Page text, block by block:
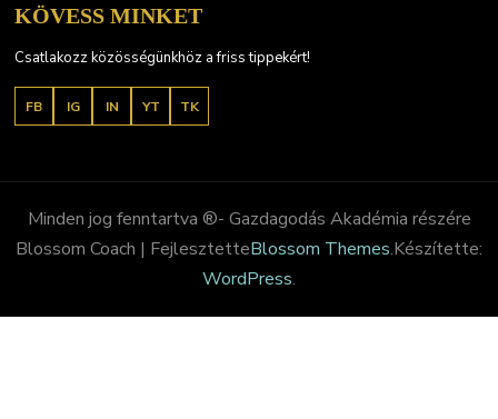
KÖVESS MINKET
Csatlakozz közösségünkhöz a friss tippekért!
FB IG IN YT TK
Minden jog fenntartva ®- Gazdagodás Akadémia részére
Blossom Coach | FejlesztetteBlossom Themes.Készítette:
WordPress.